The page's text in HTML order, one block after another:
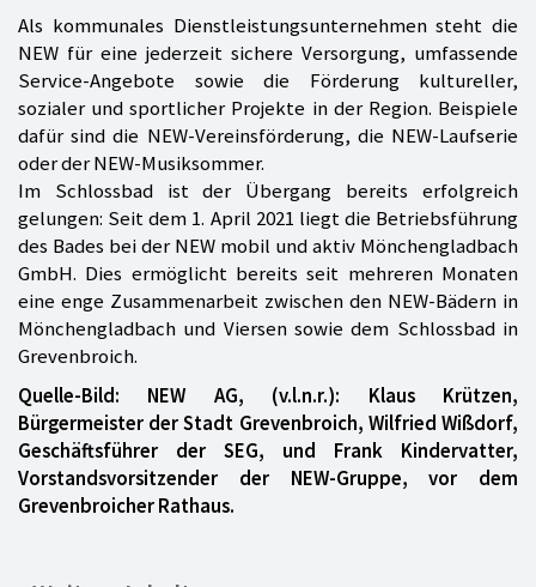
Als kommunales Dienstleistungsunternehmen steht die
NEW für eine jederzeit sichere Versorgung, umfassende
Service-Angebote sowie die Förderung kultureller,
sozialer und sportlicher Projekte in der Region. Beispiele
dafür sind die NEW-Vereinsförderung, die NEW-Laufserie
oder der NEW-Musiksommer.
Im Schlossbad ist der Übergang bereits erfolgreich
gelungen: Seit dem 1. April 2021 liegt die Betriebsführung
des Bades bei der NEW mobil und aktiv Mönchengladbach
GmbH. Dies ermöglicht bereits seit mehreren Monaten
eine enge Zusammenarbeit zwischen den NEW-Bädern in
Mönchengladbach und Viersen sowie dem Schlossbad in
Grevenbroich.
Quelle-Bild: NEW AG, (v.l.n.r.): Klaus Krützen,
Bürgermeister der Stadt Grevenbroich, Wilfried Wißdorf,
Geschäftsführer der SEG, und Frank Kindervatter,
Vorstandsvorsitzender der NEW-Gruppe, vor dem
Grevenbroicher Rathaus.